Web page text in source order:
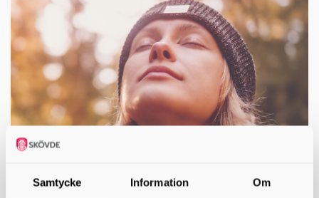
Samtycke Information Om